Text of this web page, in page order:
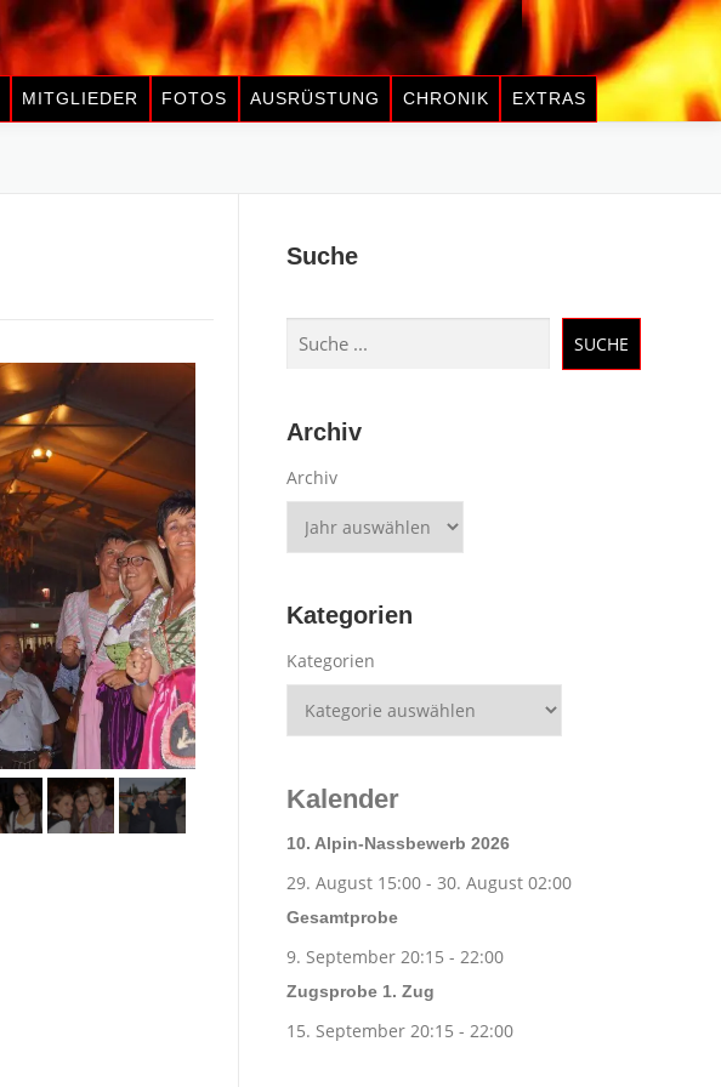
MITGLIEDER FOTOS AUSRÜSTUNG CHRONIK EXTRAS
Suche
Suchen
SUCHE
Archiv
Archiv
Kategorien
Kategorien
Kalender
10. Alpin-Nassbewerb 2026
29. August 15:00 - 30. August 02:00
Gesamtprobe
9. September 20:15 - 22:00
Zugsprobe 1. Zug
15. September 20:15 - 22:00